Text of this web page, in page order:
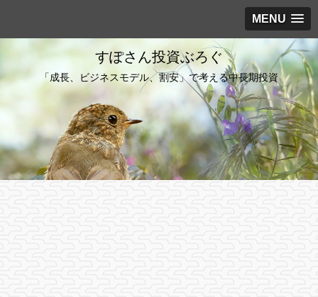
MENU
すぽさん投資ぶろぐ
「成長、ビジネスモデル、割安」で考える中長期投資